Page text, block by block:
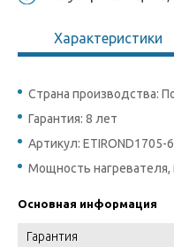
Характеристики
Страна производства:
Гарантия: 8 лет
Артикул: ETIROND1705-
Мощность
Основная информация
Гарантия